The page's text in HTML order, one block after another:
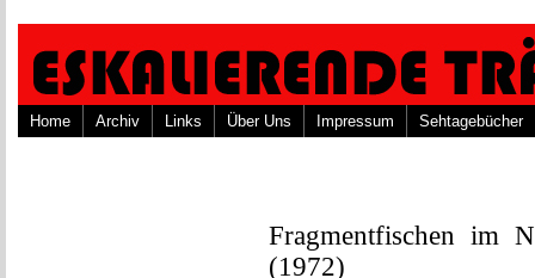
Home Archiv Links Über Uns Impressum Sehtagebücher
Fragmentfischen im
(1972)